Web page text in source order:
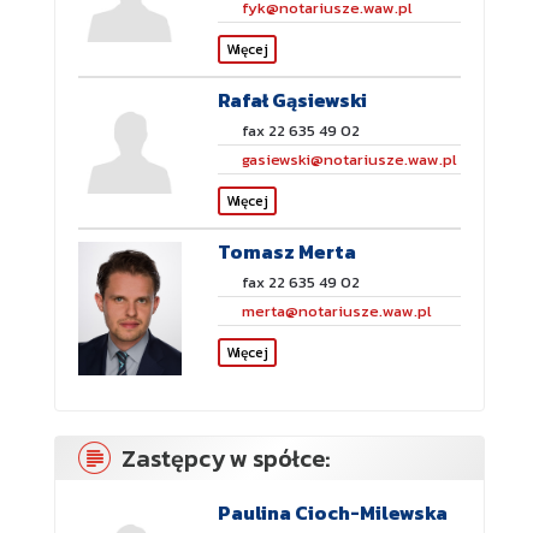
fyk@notariusze.waw.pl
Więcej
Rafał Gąsiewski
fax 22 635 49 02
gasiewski@notariusze.waw.pl
Więcej
Tomasz Merta
fax 22 635 49 02
merta@notariusze.waw.pl
Więcej
Zastępcy w spółce:
Paulina Cioch-Milewska